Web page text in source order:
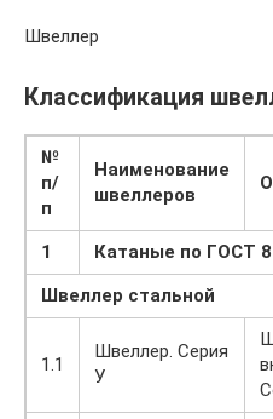
Швеллер
Классификация
№
п/
п
Наименование
швеллеров
1
Катаные по ГОСТ
Швеллер стальной
1.1
Швеллер. Серия
У